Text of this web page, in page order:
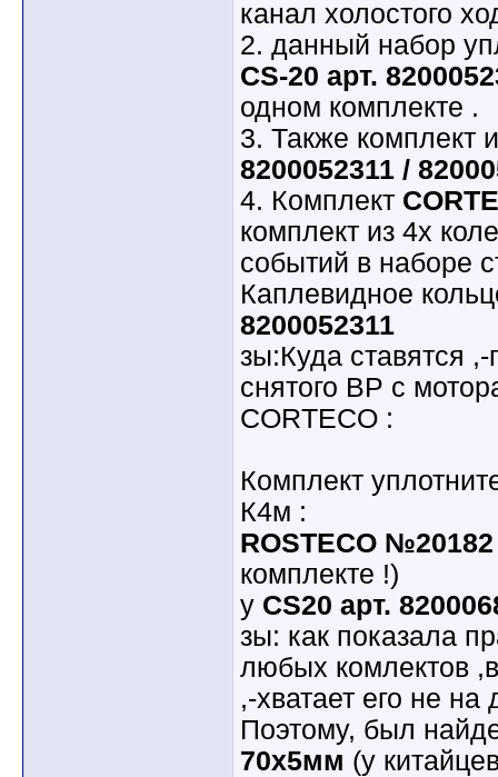
канал холостого
2. данный набор
CS-20 арт.
одном комплекте .
3. Также комплект
8200052311 /
4. Комплект
комплект из 4х
событий в наборе
Каплевидное
8200052311
зы:Куда ставятся
снятого ВР с
CORTECO :
Комплект
К4м :
ROSTECO №20182
комплекте !)
у CS20 арт.
зы: как показала
любых комлектов
,-хватает его не на
Поэтому, был
70x5мм (у